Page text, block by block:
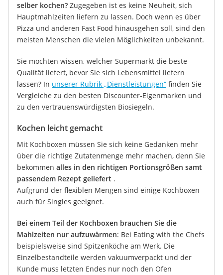
selber kochen? Zugegeben ist es keine Neuheit, sich
Hauptmahlzeiten liefern zu lassen. Doch wenn es über
Pizza und anderen Fast Food hinausgehen soll, sind den
meisten Menschen die vielen Möglichkeiten unbekannt.
Sie möchten wissen, welcher Supermarkt die beste
Qualität liefert, bevor Sie sich Lebensmittel liefern
lassen? In unserer Rubrik „Dienstleistungen“ finden Sie
Vergleiche zu den besten Discounter-Eigenmarken und
zu den vertrauenswürdigsten Biosiegeln.
Kochen leicht gemacht
Mit Kochboxen müssen Sie sich keine Gedanken mehr
über die richtige Zutatenmenge mehr machen, denn Sie
bekommen alles in den richtigen Portionsgrößen samt
passendem Rezept geliefert .
Aufgrund der flexiblen Mengen sind einige Kochboxen
auch für Singles geeignet.
Bei einem Teil der Kochboxen brauchen Sie die
Mahlzeiten nur aufzuwärmen: Bei Eating with the Chefs
beispielsweise sind Spitzenköche am Werk. Die
Einzelbestandteile werden vakuumverpackt und der
Kunde muss letzten Endes nur noch den Ofen